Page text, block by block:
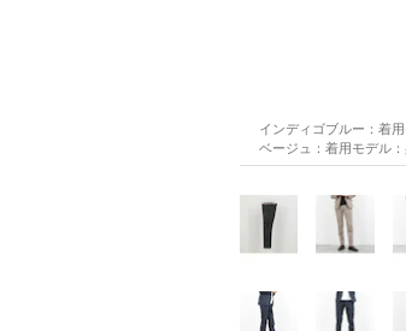
インディゴブルー：着
ベージュ：着用モデル